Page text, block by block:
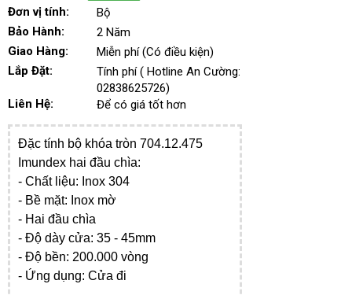
Đơn vị tính:
Bộ
Bảo Hành:
2 Năm
Giao Hàng:
Miễn phí (Có điều kiện)
Lắp Đặt:
Tính phí ( Hotline An Cường:
02838625726)
Liên Hệ:
Để có giá tốt hơn
Đặc tính bộ khóa tròn 704.12.475
Imundex hai đầu chìa:
- ​Chất liệu: Inox 304
- Bề mặt: Inox mờ
- Hai đầu chìa
- Độ dày cửa: 35 - 45mm
- Độ bền: 200.000 vòng
- Ứng dụng: Cửa đi